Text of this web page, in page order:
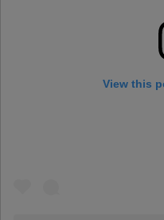
View this